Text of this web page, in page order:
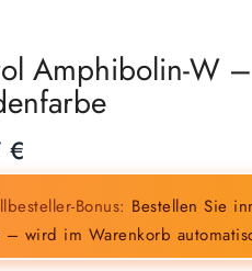
Amphibolin-W
€
Bonus: Bestellen Sie
– wird im Warenkorb